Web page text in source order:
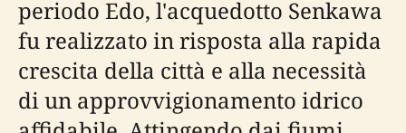
periodo Edo, l'acquedotto Senkawa
fu realizzato in risposta alla rapida
crescita della città e alla necessità
di un approvvigionamento idrico